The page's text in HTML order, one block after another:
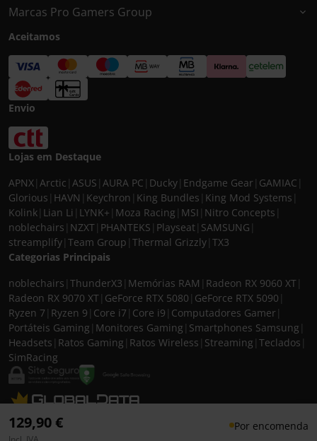
129,90 € Por encomenda
Marcas Pro Gamers Group
Aceitamos
Envio
Lojas em Destaque
APNX Arctic ASUS AURA PC Ducky Endgame Gear GAMIAC
Glorious HAVN Keychron King Bundles King Mod Systems
Kolink Lian Li LYNK+ Moza Racing MSI Nitro Concepts
noblechairs NZXT PHANTEKS Playseat SAMSUNG
streamplify Team Group Thermal Grizzly TX3
Categorias Principais
noblechairs ThunderX3 Memórias RAM Radeon RX 9060 XT
Radeon RX 9070 XT GeForce RTX 5080 GeForce RTX 5090
Ryzen 7 Ryzen 9 Core i7 Core i9 Computadores Gamer
Portáteis Gaming Monitores Gaming Smartphones Samsung
Headsets Ratos Gaming Ratos Wireless Streaming Teclados
SimRacing
© 2026 CASEKING IBERIA. TODOS OS DIREITOS RESERVADOS. IVA incluído à
taxa em vigor para todos os produtos. As fotos apresentadas podem não